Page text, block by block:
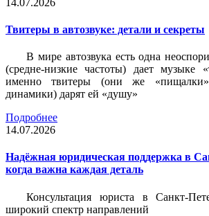
Твитеры в автозвуке: детали и секреты
В мире автозвука есть одна
(средне-низкие частоты) дает музыке
именно твитеры (они же «пищалки»,
динамики) дарят ей «душу»
Подробнее
14.07.2026
Надёжная юридическая поддержка в
когда важна каждая деталь
Консультация юриста в Санкт-
широкий спектр направлений